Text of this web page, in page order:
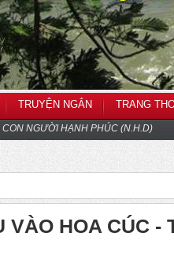
TRUYỆN NGẮN TRANG
NGƯỜI HẠNH PHÚC (N.H.D)
VÀO HOA CÚC -